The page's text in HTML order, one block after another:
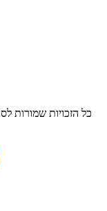
© כל הזכויות